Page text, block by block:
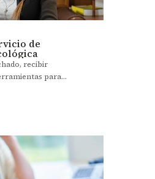
de
recibir
para